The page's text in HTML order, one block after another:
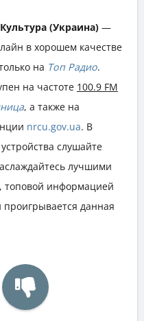
(Украина) —
в хорошем качестве
на Топ Радио.
на частоте 100.9 FM
, а также на
nrcu.gov.ua. В
слушайте
лучшими
топовой информацией
проигрывается данная